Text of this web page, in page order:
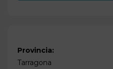
Provincia:
Tarragona